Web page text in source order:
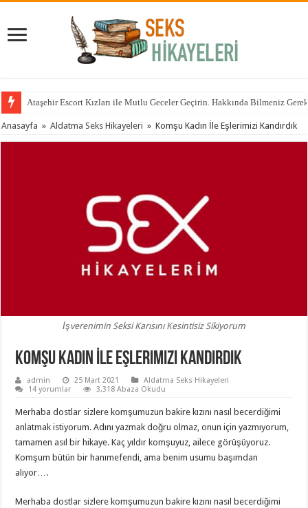
Ataşehir Escort Kızları ile Mutlu Geceler Geçirin. Hakkında Bilmeniz
Anasayfa » Aldatma Seks Hikayeleri » Komşu Kadın İle Eşlerimizi Kandırdık
İşverenimin Seksi Karısını Kesintisiz Sikiyorum
Komşu Kadın İle Eşlerimizi Kandırdık
admin 25 Mart 2021
Aldatma Seks Hikayeleri
14 yorumlar
3,318 Abaza Okudu
Merhaba dostlar sizlere komşumuzun bakire kızını nasıl becerdiğimi
anlatmak istiyorum. Adını yazmak doğru olmaz, onun için yazmıyorum,
tamamen asıl bir hikaye. Kaç yıldır komşuyuz, ailece görüşüyoruz.
Komşum bütün bir hanımefendi, ama benim usumu başımdan
alıyor….
Merhaba dostlar sizlere komşumuzun bakire kızını nasıl becerdiğimi